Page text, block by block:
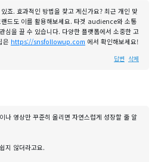
죠. 효과적인 방법을 찾고 계신가요? 최근 개인 맞
드도 이를 활용해보세요. 타겟 audience와 소통
심을 끌 수 있습니다. 다양한 플랫폼에서 소중한 고
은 https://snsfollowup.com 에서 확인해보세요!
답변 삭제
나 영상만 꾸준히 올리면 자연스럽게 성장할 줄 알
지 않더라고요.